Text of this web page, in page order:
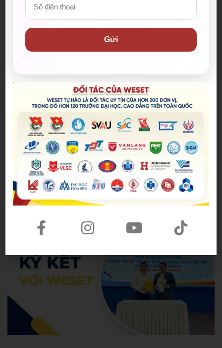
phục vụ cho công việc trong tương lai của bạn.
Với thành tích nổi bật và ấn tượng của học viên Gia
Khang, WESET cảm thấy tự hào vì là trung tâm uy
tín với phương pháp giảng dạy độc đáo “học từ rốc”
IELTS ngay đầu năm 2024.Mô hình học tập hiện đại,
giáo viên uy tín và tận tâm, lộ trình rõ ràng từ cơ bản
đến nâng cao, môi trường thân thiện, vui vẻ, WESET
tự tin rằng sẽ là lựa chọn hàng đầu trong việc chinh
phục chứng chỉ
IELTS, chinh phục ước mơ của các
bạn trong học tập và sự nghiệp.
Hoang Anh
Gửi